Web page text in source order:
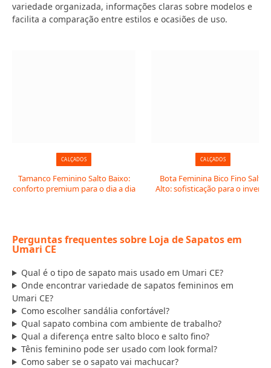
variedade organizada, informações claras sobre modelos e
facilita a comparação entre estilos e ocasiões de uso.
CALÇADOS
Tamanco Feminino Salto Baixo:
conforto premium para o dia a dia
CALÇADOS
Bota Feminina Bico Fino Salto
Alto: sofisticação para o inverno
Perguntas frequentes sobre Loja de Sapatos em
Umari CE
Qual é o tipo de sapato mais usado em Umari CE?
Onde encontrar variedade de sapatos femininos em
Umari CE?
Como escolher sandália confortável?
Qual sapato combina com ambiente de trabalho?
Qual a diferença entre salto bloco e salto fino?
Tênis feminino pode ser usado com look formal?
Como saber se o sapato vai machucar?